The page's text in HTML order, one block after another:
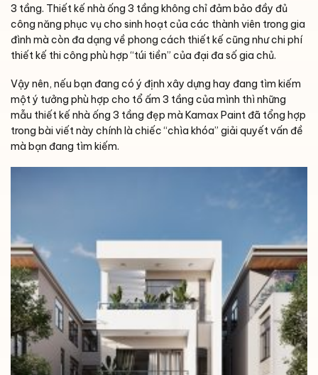
3 tầng. Thiết kế nhà ống 3 tầng không chỉ đảm bảo đầy đủ
công năng phục vụ cho sinh hoạt của các thành viên trong gia
đình mà còn đa dạng về phong cách thiết kế cũng như chi phí
thiết kế thi công phù hợp “túi tiền” của đại đa số gia chủ.
Vậy nên, nếu bạn đang có ý định xây dựng hay đang tìm kiếm
một ý tưởng phù hợp cho tổ ấm 3 tầng của mình thì những
mẫu thiết kế nhà ống 3 tầng đẹp mà Kamax Paint đã tổng hợp
trong bài viết này chính là chiếc “chìa khóa” giải quyết vấn đề
mà bạn đang tìm kiếm.